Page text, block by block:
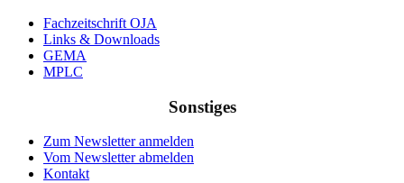
Fachzeitschrift OJA
Links & Downloads
GEMA
MPLC
Sonstiges
Zum Newsletter anmelden
Vom Newsletter abmelden
Kontakt